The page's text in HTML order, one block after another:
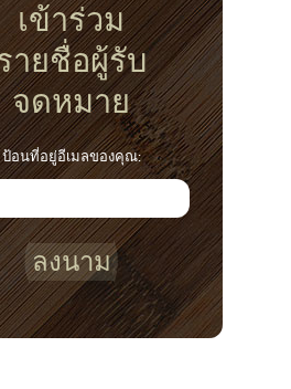
เข้าร่วม
ายชื่อผู้รับ
จดหมาย
ป้อนที่อยู่อีเมลของคุณ:
ลงนาม